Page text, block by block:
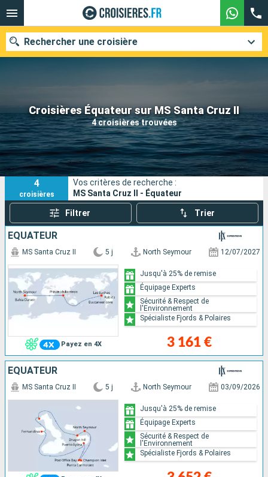
Croisières Équateur sur MS Santa Cruz II
4 croisières trouvées
Rechercher une croisière
Nos destinations
Mois de départ
Ports Compagnies
Rechercher
4
croisières
Vos critères de recherche :
MS Santa Cruz II - Équateur
Filtrer Trier
ÉQUATEUR
Payez en 4X
MS Santa Cruz II 5 j North Seymour 12/07/2027
3 161 €
Jusqu'à 25% de remise
Équipage Experts
Sécurité & Respect de
l'Environnement
Spécialiste Fjords & Polaires
ÉQUATEUR
MS Santa Cruz II 5 j North Seymour 03/09/2026
Jusqu'à 25% de remise
Équipage Experts
Sécurité & Respect de
l'Environnement
Spécialiste Fjords & Polaires